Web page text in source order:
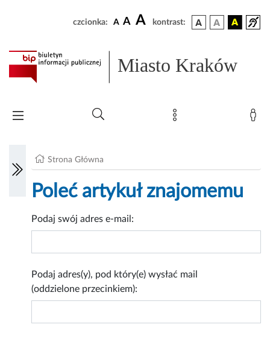
czcionka: A A A kontrast:
Miasto Kraków
Strona Główna
Poleć artykuł znajomemu
Podaj swój adres e-mail:
Podaj adres(y), pod który(e) wysłać mail
(oddzielone przecinkiem):